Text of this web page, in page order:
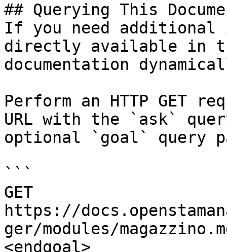
## Querying This
If you need
directly available in
documentation
Perform an HTTP GET
URL with the `ask`
optional `goal` query
```
GET
https://
ger/modules/
<endgoal>